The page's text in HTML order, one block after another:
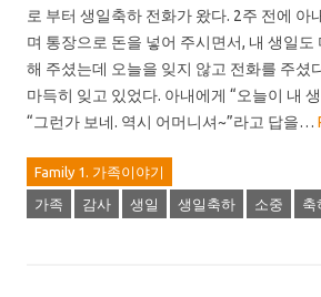
로 부터 생일축하 전화가 왔다. 2주 전에 아
며 통장으로 돈을 넣어 주시면서, 내 생일도
해 주셨는데 오늘을 잊지 않고 전화를 주셨
마득히 잊고 있었다. 아내에게 “오늘이 내
“그런가 보네. 역시 어머니셔~”라고 답을…
Family 1. 가족이야기
가족 감사 생일 생일축하 소중 축